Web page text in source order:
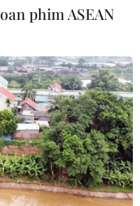
TÁM, KHÚC THANH
định sử dụng
trợ
phim ASEAN